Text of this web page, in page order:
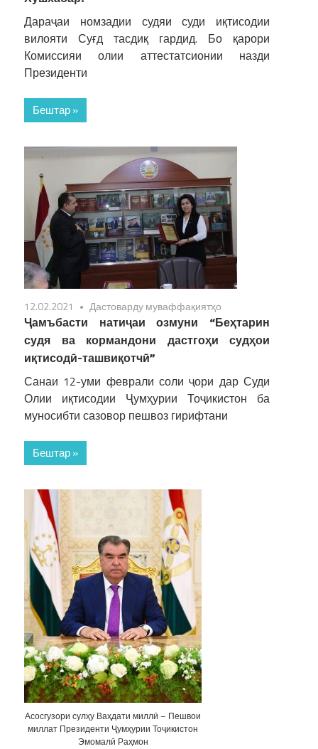
Дараҷаи номзадии судяи суди иқтисодии
вилояти Суғд тасдиқ гардид. Бо қарори
Комиссияи олии аттестатсионии назди
Президенти
Бештар »
12.02.2021 Дастоварду муваффақиятҳо
Ҷамъбасти натиҷаи озмуни “Беҳтарин
судя ва кормандони дастгоҳи судҳои
иқтисодӣ-ташвиқотчӣ”
Санаи 12-уми феврали соли ҷори дар Суди
Олии иқтисодии Ҷумҳурии Тоҷикистон ба
муносибти сазовор пешвоз гирифтани
Бештар »
Асосгузори сулҳу Ваҳдати миллӣ – Пешвои
миллат Президенти Ҷумҳурии Тоҷикистон
Эмомалӣ Раҳмон